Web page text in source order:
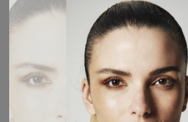
Δημοτικό Σχολείο